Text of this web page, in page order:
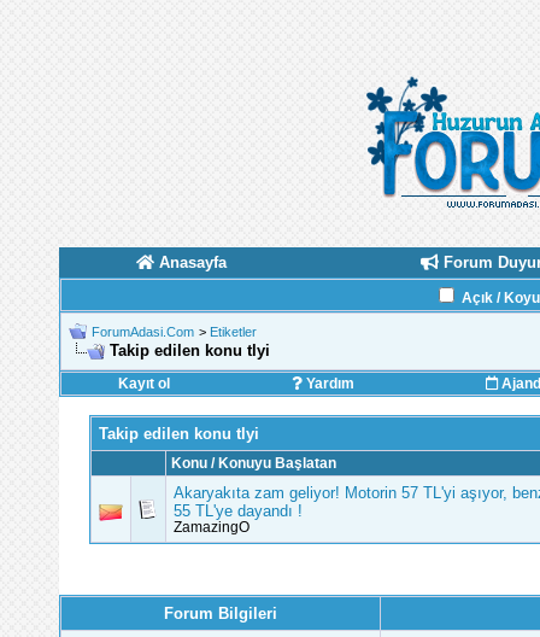
Anasayfa Forum
Açık /
ForumAdasi.Com > Etiketler
Takip edilen konu tlyi
Kayıt ol Yardım
Takip edilen konu tlyi
Konu / Konuyu Başlatan
Akaryakıta zam geliyor! Motorin 57 TL'yi aşıyor,
55 TL'ye dayandı !
ZamazingO
Forum Bilgileri